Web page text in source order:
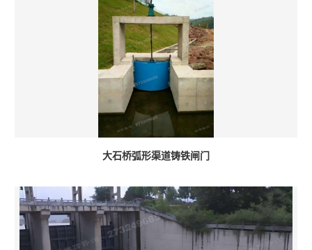
大石桥弧形渠道铸铁闸门